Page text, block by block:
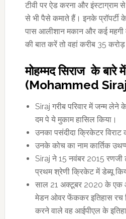
टीवी पर ऐड करना और इंस्टाग्राम
से भी पैसे कमाते हैं। इनके प्रॉपर्टी
पास आलीशान मकान और कई महगी
की बात करें तो वहां करीब 35
मोहम्मद सिराज के बारे
(Mohammed
Siraj गरीब परिवार में जन्म
दम पे ये मुकाम हासिल किया।
उनका पसंदीदा क्रिकेटर विराट
उनके कोच का नाम कार्तिक
Siraj ने 15 नवंबर 2015 रणजी
प्रथम श्रेणी क्रिकेट में डेब्यू
साल 21 अक्टूबर 2020 के एक
मेडन ओवर फेंककर इतिहास रच
करने वाले वह आईपीएल के